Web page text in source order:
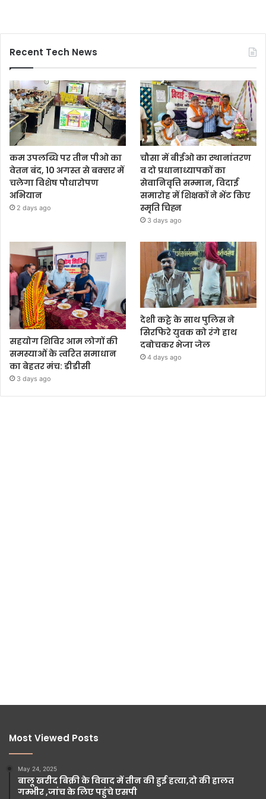
Recent Tech News
कम उपलब्धि पर तीन पीओ का
वेतन बंद, 10 अगस्त से बक्सर में
चलेगा विशेष पौधारोपण
अभियान
2 days ago
चौसा में बीईओ का स्थानांतरण
व दो प्रधानाध्यापकों का
सेवानिवृत्ति सम्मान, विदाई
समारोह में शिक्षकों ने भेंट किए
स्मृति चिह्न
3 days ago
सहयोग शिविर आम लोगों की
समस्याओं के त्वरित समाधान
का बेहतर मंच: डीडीसी
3 days ago
देशी कट्टे के साथ पुलिस ने
सिरफिरे युवक को रंगे हाथ
दबोचकर भेजा जेल
4 days ago
Most Viewed Posts
May 24, 2025
बालू खरीद बिक्री के विवाद में तीन की हुई हत्या,दो की हालत
गम्भीर ,जांच के लिए पहुंचे एसपी